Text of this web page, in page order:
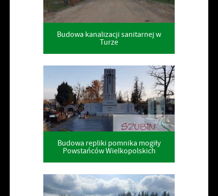
Budowa kanalizacji sanitarnej w
Turze
Budowa repliki pomnika mogiły
Powstańców Wielkopolskich